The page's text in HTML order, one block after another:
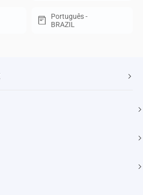
Português -
BRAZIL